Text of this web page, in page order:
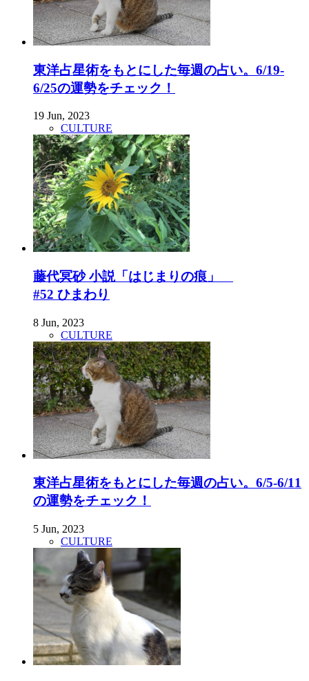
東洋占星術をもとにした毎週の占い。6/19-
6/25の運勢をチェック！
19 Jun, 2023
CULTURE
藤代冥砂 小説「はじまりの痕」
#52 ひまわり
8 Jun, 2023
CULTURE
東洋占星術をもとにした毎週の占い。6/5-6/11
の運勢をチェック！
5 Jun, 2023
CULTURE